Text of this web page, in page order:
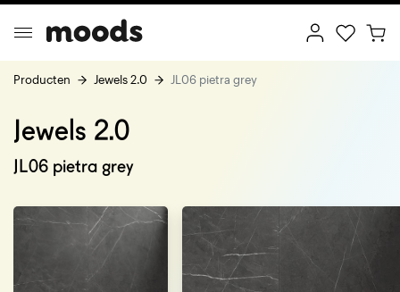
Minimalism
Producten Jewels 2.0 JL06 pietra grey
Jewels 2.0
JL06 pietra grey